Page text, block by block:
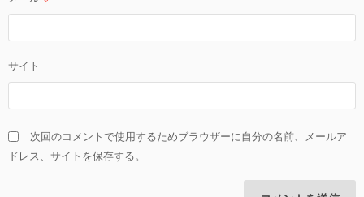
サイト
次回のコメントで使用するためブラウザーに自分の名前、メールア
ドレス、サイトを保存する。